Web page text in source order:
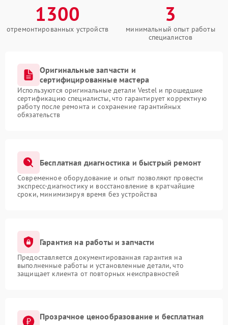
1300
отремонтированных устройств
3
минимальный опыт работы
специалистов
Оригинальные запчасти и
сертифицированные мастера
Используются оригинальные детали Vestel и прошедшие
сертификацию специалисты, что гарантирует корректную
работу после ремонта и сохранение гарантийных
обязательств
Бесплатная диагностика и быстрый ремонт
Современное оборудование и опыт позволяют провести
экспресс-диагностику и восстановление в кратчайшие
сроки, минимизируя время без устройства
Гарантия на работы и запчасти
Предоставляется документированная гарантия на
выполненные работы и установленные детали, что
защищает клиента от повторных неисправностей
Прозрачное ценообразование и бесплатная